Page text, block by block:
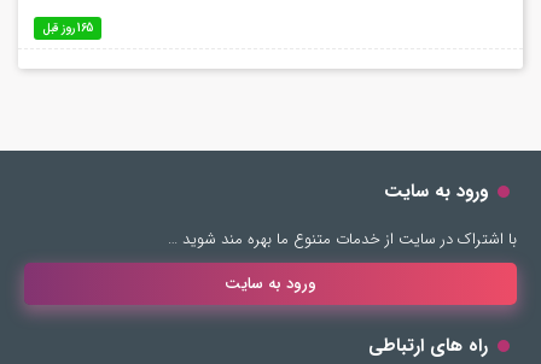
165 روز قبل
ورود به سایت
با اشتراک در سایت از خدمات متنوع ما بهره مند شوید …
ورود به سایت
راه های ارتباطی